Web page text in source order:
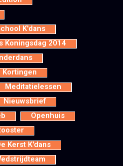
K'dans
Koningsdag 2014
Kortingen
Meditatielessen
Nieuwsbrief
Openhuis
Kerst K'dans